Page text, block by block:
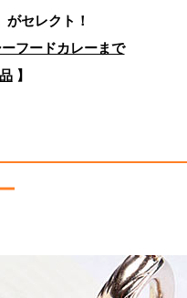
がセレクト！
フードカレーまで
】